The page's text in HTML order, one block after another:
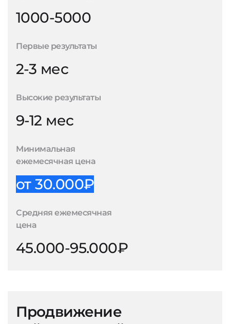
1000-5000
Первые результаты
2-3 мес
Высокие результаты
9-12 мес
Минимальная
ежемесячная цена
от 30.000₽
Средняя ежемесячная
цена
45.000-95.000₽
Продвижение